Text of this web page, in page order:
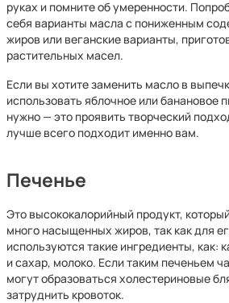
руках и помните об умеренности.
себя варианты масла с пониженным
жиров или веганские варианты,
растительных масел.
Если вы хотите заменить масло в
использовать яблочное или банановое
нужно — это проявить творческий
лучше всего подходит именно вам.
Печенье
Это высококалорийный продукт,
много насыщенных жиров, так как для
используются такие ингредиенты, как:
и сахар, молоко. Если таким печеньем
могут образоваться холестериновые
затруднить кровоток.